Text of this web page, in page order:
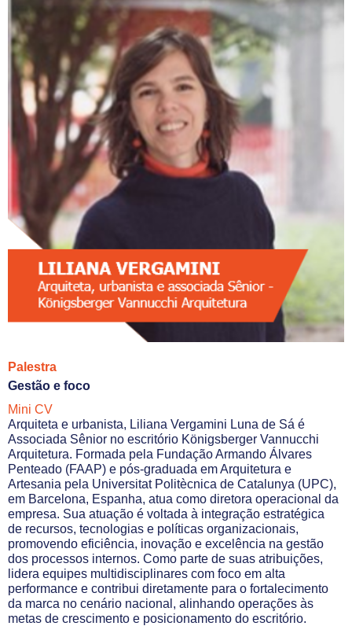
Palestra
Gestão e foco
Mini CV
Arquiteta e urbanista, Liliana Vergamini Luna de Sá é
Associada Sênior no escritório Königsberger Vannucchi
Arquitetura. Formada pela Fundação Armando Álvares
Penteado (FAAP) e pós-graduada em Arquitetura e
Artesania pela Universitat Politècnica de Catalunya (UPC),
em Barcelona, Espanha, atua como diretora operacional da
empresa. Sua atuação é voltada à integração estratégica
de recursos, tecnologias e políticas organizacionais,
promovendo eficiência, inovação e excelência na gestão
dos processos internos. Como parte de suas atribuições,
lidera equipes multidisciplinares com foco em alta
performance e contribui diretamente para o fortalecimento
da marca no cenário nacional, alinhando operações às
metas de crescimento e posicionamento do escritório.